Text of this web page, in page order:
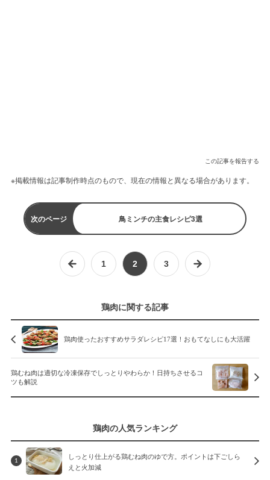
この記事を報告する
※掲載情報は記事制作時点のもので、現在の情報と異なる場合があります。
次のページ 鳥ミンチの主食レシピ3選
1 2 3
鶏肉に関する記事
鶏肉使ったおすすめサラダレシピ17選！おもてなしにも大活躍
鶏むね肉は適切な冷凍保存でしっとりやわらか！日持ちさせるコ
ツも解説
鶏肉の人気ランキング
1
しっとり仕上がる鶏むね肉のゆで方。ポイントは下ごしら
えと火加減